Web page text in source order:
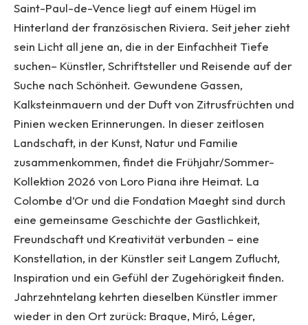
Saint-Paul-de-Vence liegt auf einem Hügel im
Hinterland der französischen Riviera. Seit jeher zieht
sein Licht all jene an, die in der Einfachheit Tiefe
suchen– Künstler, Schriftsteller und Reisende auf der
Suche nach Schönheit. Gewundene Gassen,
Kalksteinmauern und der Duft von Zitrusfrüchten und
Pinien wecken Erinnerungen. In dieser zeitlosen
Landschaft, in der Kunst, Natur und Familie
zusammenkommen, findet die Frühjahr/Sommer-
Kollektion 2026 von Loro Piana ihre Heimat. La
Colombe d’Or und die Fondation Maeght sind durch
eine gemeinsame Geschichte der Gastlichkeit,
Freundschaft und Kreativität verbunden – eine
Konstellation, in der Künstler seit Langem Zuflucht,
Inspiration und ein Gefühl der Zugehörigkeit finden.
Jahrzehntelang kehrten dieselben Künstler immer
wieder in den Ort zurück: Braque, Miró, Léger,